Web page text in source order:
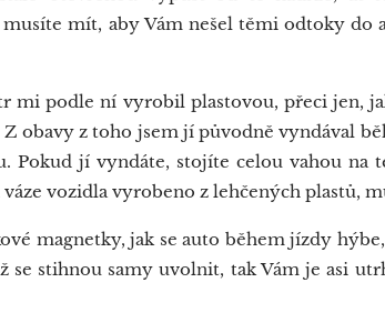
mít, aby Vám nešel těmi odtoky do
mi podle ní vyrobil plastovou, přeci jen,
obavy z toho jsem jí původně vyndával
Pokud jí vyndáte, stojíte celou vahou na
vozidla vyrobeno z lehčených plastů,
magnetky, jak se auto během jízdy
stihnou samy uvolnit, tak Vám je asi